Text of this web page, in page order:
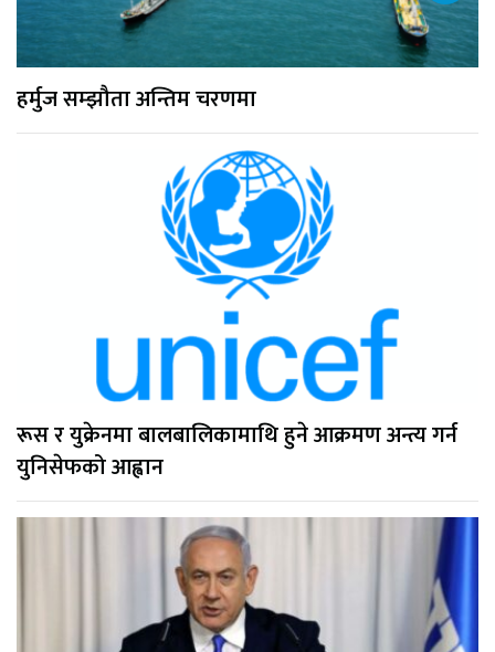
हर्मुज सम्झौता अन्तिम चरणमा
रूस र युक्रेनमा बालबालिकामाथि हुने आक्रमण अन्त्य गर्न
युनिसेफको आह्वान